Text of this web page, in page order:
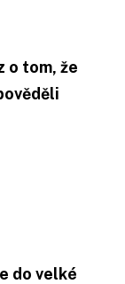
o tom, že
do velké